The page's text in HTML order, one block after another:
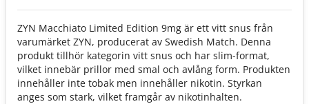
ZYN Macchiato Limited Edition 9mg är ett vitt snus från
varumärket ZYN, producerat av Swedish Match. Denna
produkt tillhör kategorin vitt snus och har slim-format,
vilket innebär prillor med smal och avlång form. Produkten
innehåller inte tobak men innehåller nikotin. Styrkan
anges som stark, vilket framgår av nikotinhalten.